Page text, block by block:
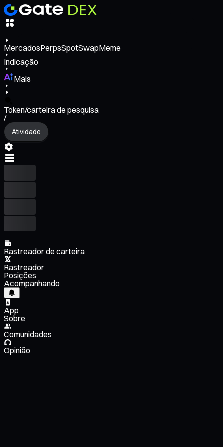
MercadosPerpsSpotSwapMeme
Indicação
Mais
Token/carteira de pesquisa
/
Atividade
Rastreador de carteira
Rastreador
Posições
Acompanhando
App
Sobre
Comunidades
Opinião